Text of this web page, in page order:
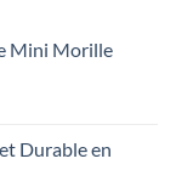
Mini Morille
Durable en